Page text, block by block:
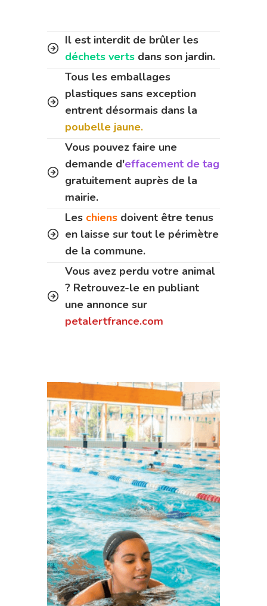
Il est interdit de brûler les
déchets verts dans son jardin.
Tous les emballages
plastiques sans exception
entrent désormais dans la
poubelle jaune.
Vous pouvez faire une
demande d'effacement de tag
gratuitement auprès de la
mairie.
Les chiens doivent être tenus
en laisse sur tout le périmètre
de la commune.
Vous avez perdu votre animal
? Retrouvez-le en publiant
une annonce sur
petalertfrance.com